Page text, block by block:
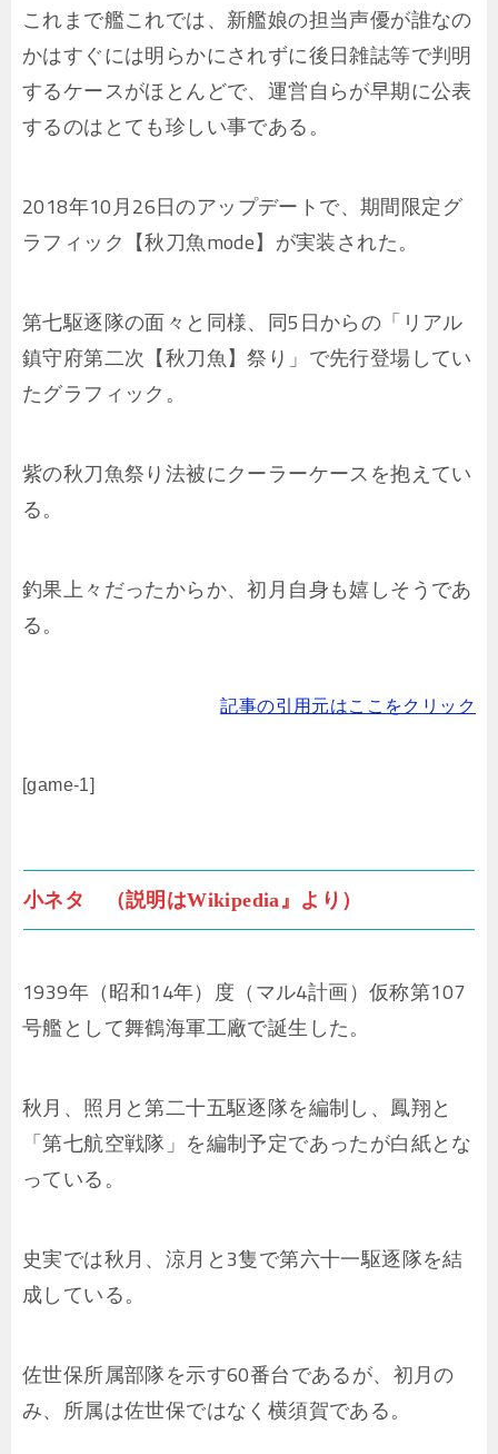
これまで艦これでは、新艦娘の担当声優が誰なの
かはすぐには明らかにされずに後日雑誌等で判明
するケースがほとんどで、運営自らが早期に公表
するのはとても珍しい事である。
2018年10月26日のアップデートで、期間限定グ
ラフィック【秋刀魚mode】が実装された。
第七駆逐隊の面々と同様、同5日からの「リアル
鎮守府第二次【秋刀魚】祭り」で先行登場してい
たグラフィック。
紫の秋刀魚祭り法被にクーラーケースを抱えてい
る。
釣果上々だったからか、初月自身も嬉しそうであ
る。
記事の引用元はここをクリック
[game-1]
小ネタ （説明はWikipedia』より）
1939年（昭和14年）度（マル4計画）仮称第107
号艦として舞鶴海軍工廠で誕生した。
秋月、照月と第二十五駆逐隊を編制し、鳳翔と
「第七航空戦隊」を編制予定であったが白紙とな
っている。
史実では秋月、涼月と3隻で第六十一駆逐隊を結
成している。
佐世保所属部隊を示す60番台であるが、初月の
み、所属は佐世保ではなく横須賀である。